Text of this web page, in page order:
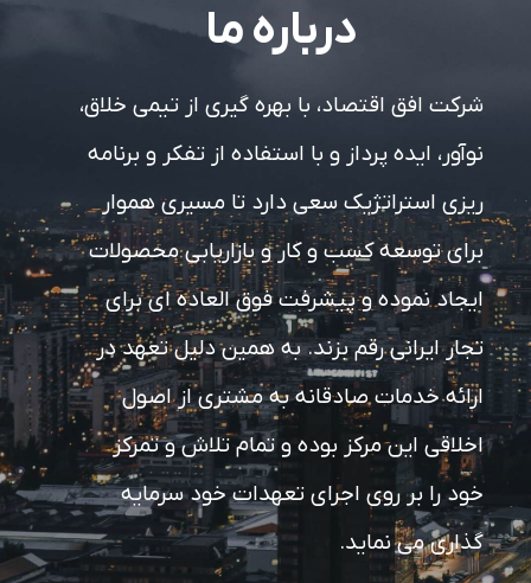
درباره ما
شرکت افق اقتصاد، با بهره گیری از تیمی خلاق،
نوآور، ایده پرداز و با استفاده از تفکر و برنامه
ریزی استراتژیک سعی دارد تا مسیری هموار
برای توسعه کسب و کار و بازاریابی محصولات
ایجاد نموده و پیشرفت فوق العاده ای برای
تجار ایرانی رقم بزند. به همین دلیل تعهد در
ارائه خدمات صادقانه به مشتری از اصول
اخلاقی این مرکز بوده و تمام تلاش و تمرکز
خود را بر روی اجرای تعهدات خود سرمایه
گذاری می نماید.